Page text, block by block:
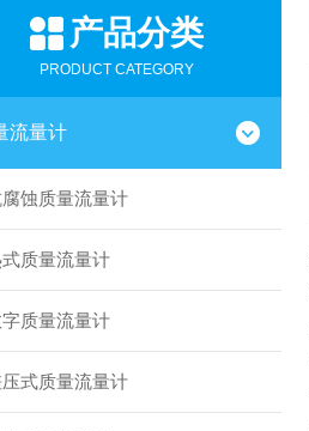
产品分类
PRODUCT CATEGORY
流量计
蚀质量流量计
质量流量计
质量流量计
压式质量流量计